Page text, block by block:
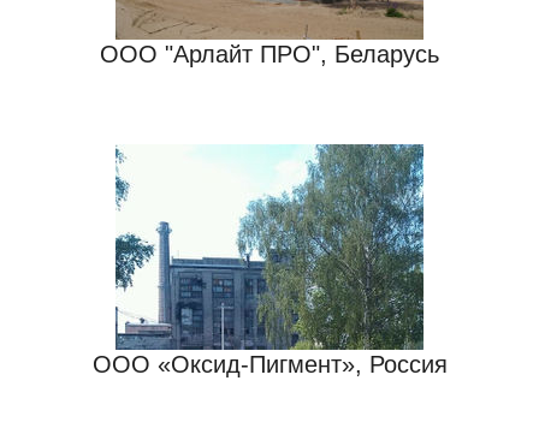
ООО "Арлайт ПРО", Беларусь
ООО «Оксид-Пигмент», Россия